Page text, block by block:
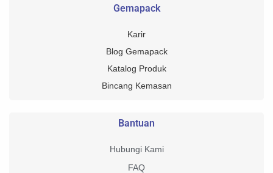
Gemapack
Karir
Blog Gemapack
Katalog Produk
Bincang Kemasan
Bantuan
Hubungi Kami
FAQ